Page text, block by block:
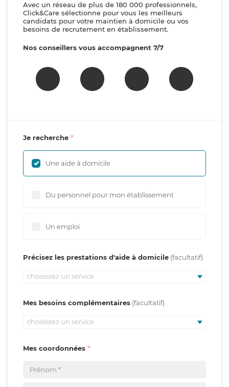
Avec un réseau de plus de 180 000 professionnels,
Click&Care sélectionne pour vous les meilleurs
candidats pour votre maintien à domicile ou vos
besoins de recrutement en établissement.
Nos conseillers vous accompagnent 7/7
Je recherche
Une aide à domicile
Du personnel pour mon établissement
Un emploi
Précisez les prestations d'aide à domicile
choisissez un service
Mes besoins complémentaires
choisissez un service
Mes coordonnées